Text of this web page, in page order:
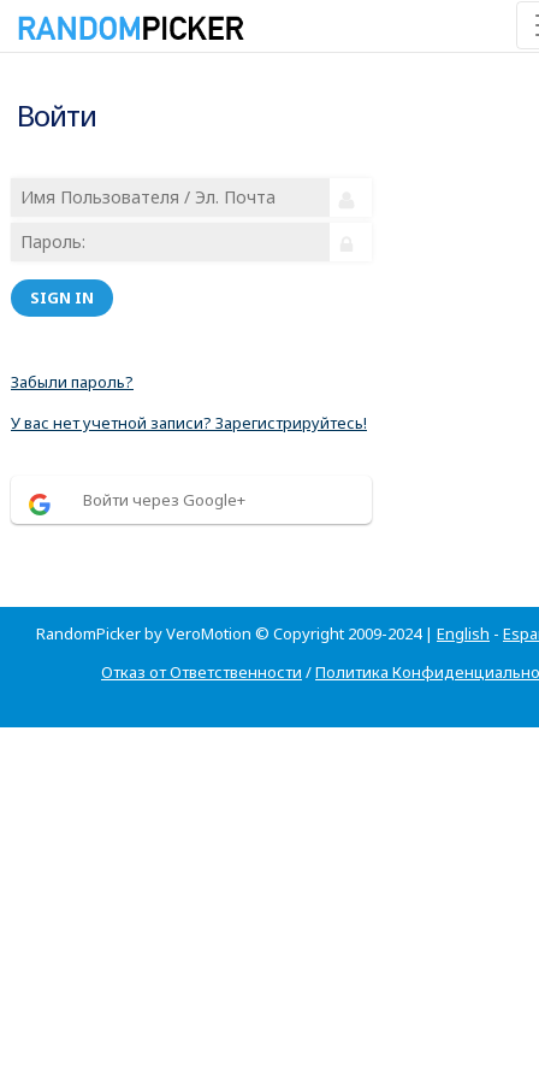
Войти
SIGN IN
Забыли пароль?
У вас нет учетной записи? Зарегистрируйтесь!
Войти через Google+
RandomPicker by VeroMotion © Copyright 2009-2024 | English -
Отказ от Ответственности /Политика